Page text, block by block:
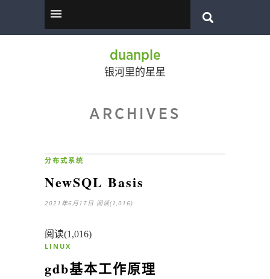
duanple
银河里的星星
ARCHIVES
分布式系统
NewSQL Basis
2021年6月17日 阅读(1,016)
阅读(1,016)
LINUX
gdb基本工作原理